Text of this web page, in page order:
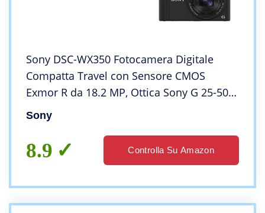
Sony DSC-WX350 Fotocamera Digitale
Compatta Travel con Sensore CMOS
Exmor R da 18.2 MP, Ottica Sony G 25-500
mm, Zoom Ottico 20x, Video Full HD, Nero
Sony
8.9 Controlla Su Amazon